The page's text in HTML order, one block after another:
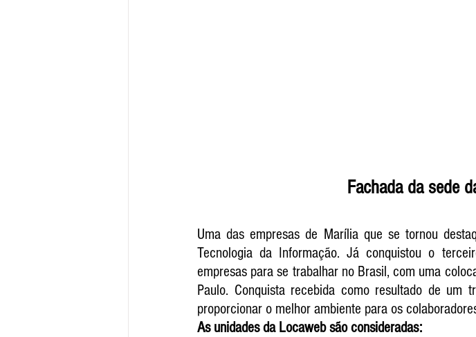
Uma das empresas de Marília que se tornou
Tecnologia da Informação. Já conquistou o
empresas para se trabalhar no Brasil, com uma
Paulo. Conquista recebida como resultado de um
proporcionar o melhor ambiente para os
As unidades da Locaweb são consideradas: